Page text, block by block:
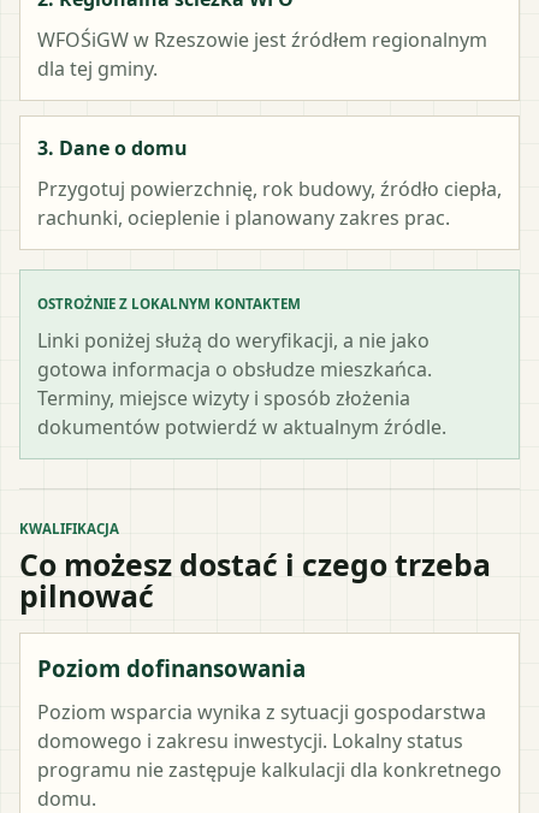
WFOŚiGW w Rzeszowie jest źródłem regionalnym
dla tej gminy.
3. Dane o domu
Przygotuj powierzchnię, rok budowy, źródło ciepła,
rachunki, ocieplenie i planowany zakres prac.
OSTROŻNIE Z LOKALNYM KONTAKTEM
Linki poniżej służą do weryfikacji, a nie jako
gotowa informacja o obsłudze mieszkańca.
Terminy, miejsce wizyty i sposób złożenia
dokumentów potwierdź w aktualnym źródle.
KWALIFIKACJA
Co możesz dostać i czego trzeba
pilnować
Poziom dofinansowania
Poziom wsparcia wynika z sytuacji gospodarstwa
domowego i zakresu inwestycji. Lokalny status
programu nie zastępuje kalkulacji dla konkretnego
domu.